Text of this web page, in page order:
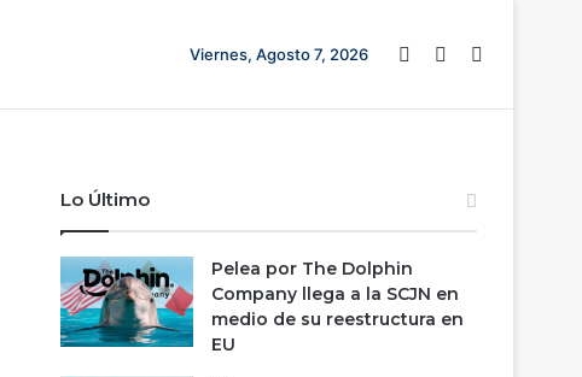
Viernes, Agosto 7, 2026 Barra lateral
Switch skin
Lo Último
Pelea por The Dolphin
Company llega a la SCJN en
medio de su reestructura en
EU